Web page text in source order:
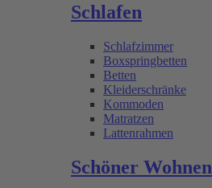
Schlafen
Schlafzimmer
Boxspringbetten
Betten
Kleiderschränke
Kommoden
Matratzen
Lattenrahmen
Schöner Wohnen